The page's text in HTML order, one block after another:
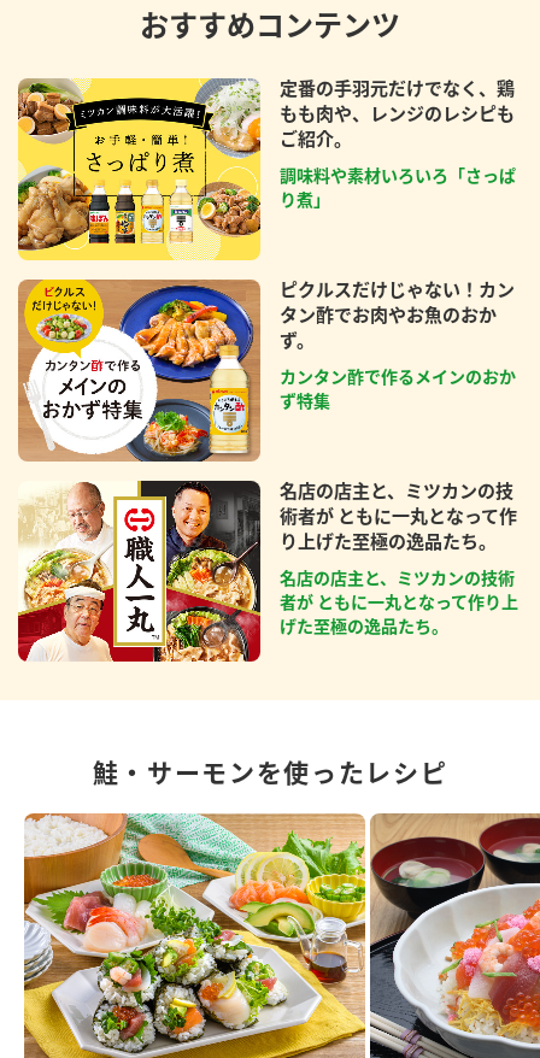
おすすめコンテンツ
定番の手羽元だけでなく、鶏
もも肉や、レンジのレシピも
ご紹介。
調味料や素材いろいろ「さっぱ
り煮」
ピクルスだけじゃない！カン
タン酢でお肉やお魚のおか
ず。
カンタン酢で作るメインのおか
ず特集
名店の店主と、ミツカンの技
術者が ともに一丸となって作
り上げた至極の逸品たち。
名店の店主と、ミツカンの技術
者が ともに一丸となって作り上
げた至極の逸品たち。
鮭・サーモンを使ったレシピ